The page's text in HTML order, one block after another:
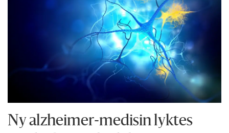
Ny alzheimer-medisin lyktes